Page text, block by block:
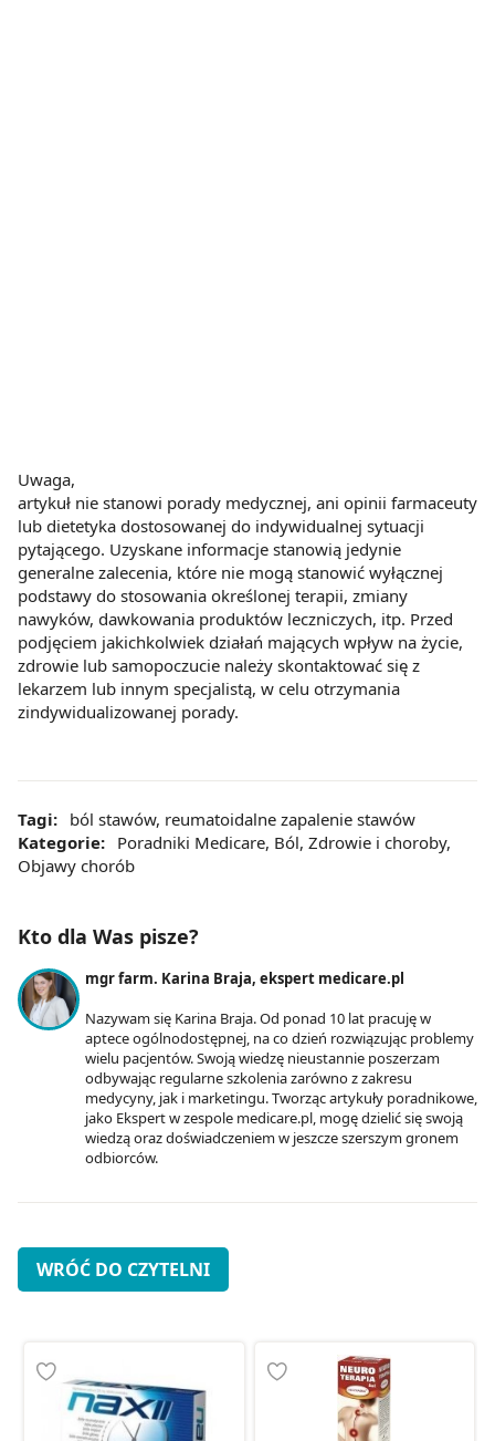
Uwaga,
artykuł nie stanowi porady medycznej, ani opinii farmaceuty
lub dietetyka dostosowanej do indywidualnej sytuacji
pytającego. Uzyskane informacje stanowią jedynie
generalne zalecenia, które nie mogą stanowić wyłącznej
podstawy do stosowania określonej terapii, zmiany
nawyków, dawkowania produktów leczniczych, itp. Przed
podjęciem jakichkolwiek działań mających wpływ na życie,
zdrowie lub samopoczucie należy skontaktować się z
lekarzem lub innym specjalistą, w celu otrzymania
zindywidualizowanej porady.
Tagi: ból stawów, reumatoidalne zapalenie stawów
Kategorie: Poradniki Medicare, Ból, Zdrowie i choroby,
Objawy chorób
Kto dla Was pisze?
mgr farm. Karina Braja, ekspert medicare.pl
Nazywam się Karina Braja. Od ponad 10 lat pracuję w
aptece ogólnodostępnej, na co dzień rozwiązując problemy
wielu pacjentów. Swoją wiedzę nieustannie poszerzam
odbywając regularne szkolenia zarówno z zakresu
medycyny, jak i marketingu. Tworząc artykuły poradnikowe,
jako Ekspert w zespole medicare.pl, mogę dzielić się swoją
wiedzą oraz doświadczeniem w jeszcze szerszym gronem
odbiorców.
WRÓĆ DO CZYTELNI